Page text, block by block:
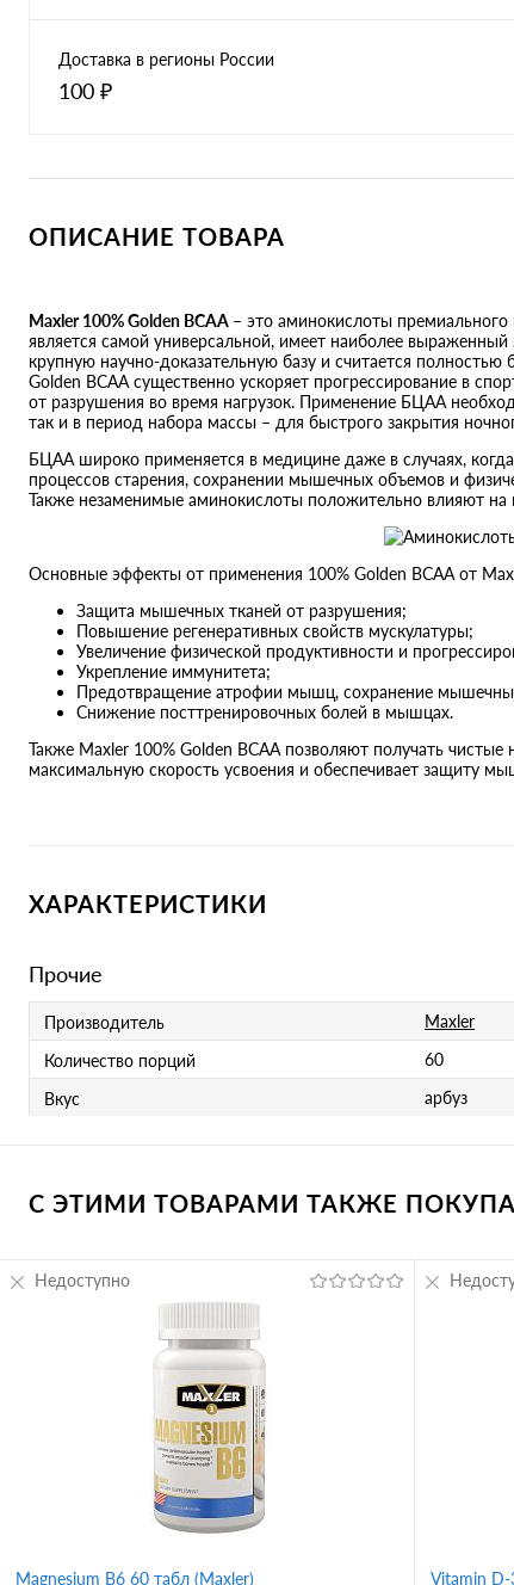
Доставка в регионы России
100 ₽
ОПИСАНИЕ ТОВАРА
Maxler 100% Golden BCAA – это аминокислоты
является самой универсальной, имеет наиболее
крупную научно-доказательную базу и считается
Golden BCAA существенно ускоряет прогрессирование в
от разрушения во время нагрузок. Применение БЦАА
так и в период набора массы – для быстрого закрытия
БЦАА широко применяется в медицине даже в случаях,
процессов старения, сохранении мышечных объемов и
Также незаменимые аминокислоты положительно влияют
Основные эффекты от применения 100% Golden BCAA от
Защита мышечных тканей от разрушения;
Повышение регенеративных свойств мускулатуры;
Увеличение физической продуктивности и
Укрепление иммунитета;
Предотвращение атрофии мышц, сохранение
Снижение посттренировочных болей в мышцах.
Также Maxler 100% Golden BCAA позволяют получать
максимальную скорость усвоения и обеспечивает защиту
ХАРАКТЕРИСТИКИ
Прочие
Производитель
Maxler
Количество порций
60
Вкус
арбуз
С ЭТИМИ ТОВАРАМИ ТАКЖЕ
Magnesium B6 60 табл (Maxler)
Недоступно
Vitamin D-